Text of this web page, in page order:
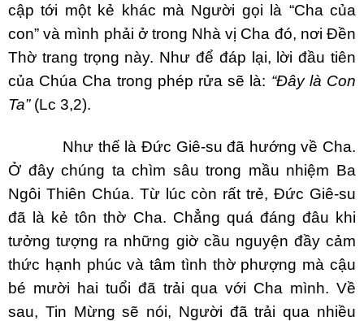
cập tới một kẻ khác mà Người gọi là “Cha của
con” và mình phải ở trong Nhà vị Cha đó, nơi Đền
Thờ trang trọng này. Như để đáp lại, lời đầu tiên
của Chúa Cha trong phép rửa sẽ là: “Đây là Con
Ta”(Lc 3,2).
Như thế là Đức Giê-su đã hướng về Cha.
Ở đây chúng ta chìm sâu trong mầu nhiệm Ba
Ngôi Thiên Chúa. Từ lúc còn rất trẻ, Đức Giê-su
đã là kẻ tôn thờ Cha. Chẳng quá đáng đâu khi
tưởng tượng ra những giờ cầu nguyện đầy cảm
thức hạnh phúc và tâm tình thờ phượng mà cậu
bé mười hai tuổi đã trải qua với Cha mình. Về
sau, Tin Mừng sẽ nói, Người đã trải qua nhiều